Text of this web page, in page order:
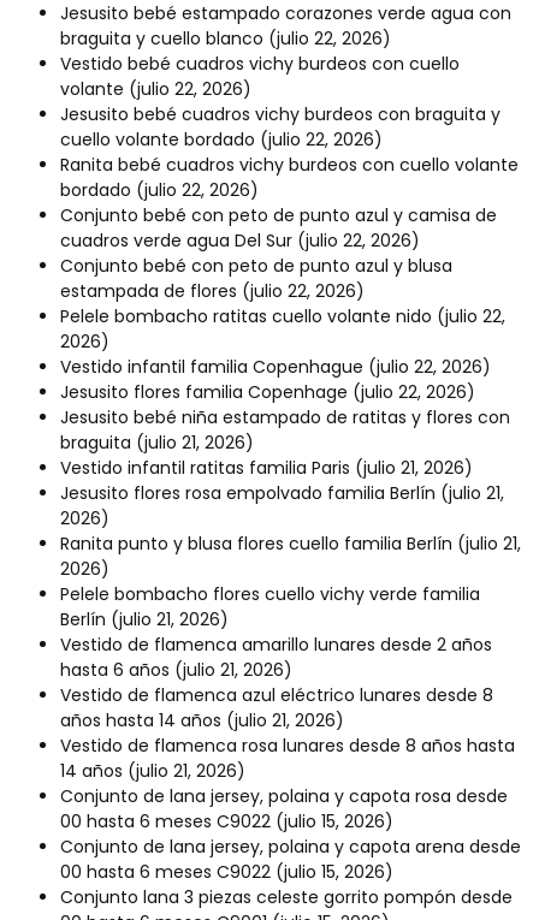
Jesusito bebé estampado corazones verde agua con
braguita y cuello blanco (julio 22, 2026)
Vestido bebé cuadros vichy burdeos con cuello
volante (julio 22, 2026)
Jesusito bebé cuadros vichy burdeos con braguita y
cuello volante bordado (julio 22, 2026)
Ranita bebé cuadros vichy burdeos con cuello volante
bordado (julio 22, 2026)
Conjunto bebé con peto de punto azul y camisa de
cuadros verde agua Del Sur (julio 22, 2026)
Conjunto bebé con peto de punto azul y blusa
estampada de flores (julio 22, 2026)
Pelele bombacho ratitas cuello volante nido (julio 22,
2026)
Vestido infantil familia Copenhague (julio 22, 2026)
Jesusito flores familia Copenhage (julio 22, 2026)
Jesusito bebé niña estampado de ratitas y flores con
braguita (julio 21, 2026)
Vestido infantil ratitas familia Paris (julio 21, 2026)
Jesusito flores rosa empolvado familia Berlín (julio 21,
2026)
Ranita punto y blusa flores cuello familia Berlín (julio 21,
2026)
Pelele bombacho flores cuello vichy verde familia
Berlín (julio 21, 2026)
Vestido de flamenca amarillo lunares desde 2 años
hasta 6 años (julio 21, 2026)
Vestido de flamenca azul eléctrico lunares desde 8
años hasta 14 años (julio 21, 2026)
Vestido de flamenca rosa lunares desde 8 años hasta
14 años (julio 21, 2026)
Conjunto de lana jersey, polaina y capota rosa desde
00 hasta 6 meses C9022 (julio 15, 2026)
Conjunto de lana jersey, polaina y capota arena desde
00 hasta 6 meses C9022 (julio 15, 2026)
Conjunto lana 3 piezas celeste gorrito pompón desde